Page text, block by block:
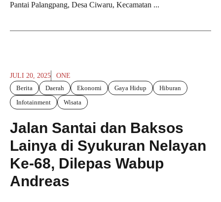
Pantai Palangpang, Desa Ciwaru, Kecamatan ...
JULI 20, 2025
ONE
Berita
Daerah Ekonomi Gaya Hidup
Hiburan
Infotainment
Wisata
Jalan Santai dan Baksos
Lainya di Syukuran Nelayan
Ke-68, Dilepas Wabup
Andreas